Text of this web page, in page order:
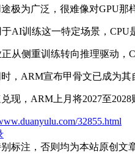
极为广泛，很难像对GPU
AI训练这一特定场景，
从侧重训练转向推理驱动，
，ARM宣布甲骨文已成为其
现，ARM上月将2027至
32855.html
标注，否则均为本站原创文